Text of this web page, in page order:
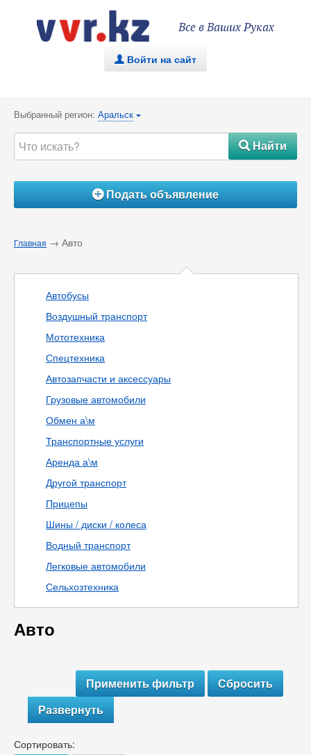
Все в Ваших Руках
. Войти на сайт
Выбранный регион: Аральск {
#Найти
ÁПодать объявление
Главная → Авто
Автобусы
Воздушный транспорт
Мототехника
Спецтехника
Автозапчасти и аксессуары
Грузовые автомобили
Обмен а\м
Транспортные услуги
Аренда а\м
Другой транспорт
Прицепы
Шины / диски / колеса
Водный транспорт
Легковые автомобили
Сельхозтехника
Авто
Развернуть
Сортировать: